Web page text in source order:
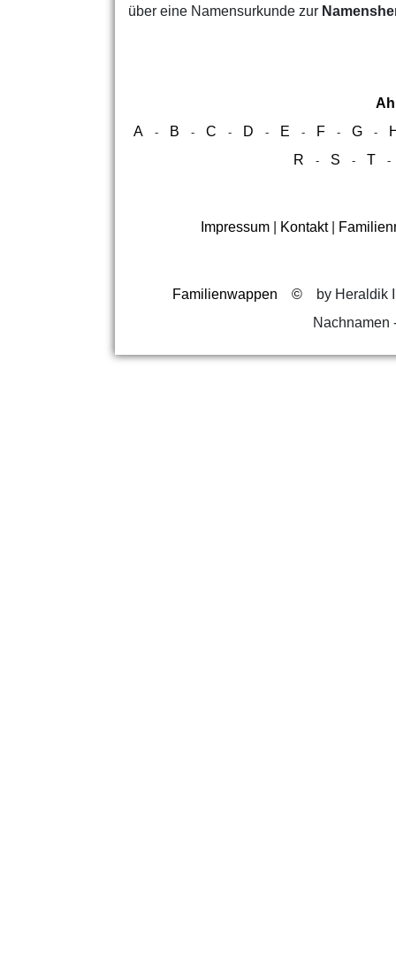
über eine Namensurkunde zur
A
- B - C - D - E - F - G -
R
- S - T
Impressum| Kontakt|
Familienwappen © by Heraldik
Nachnamen